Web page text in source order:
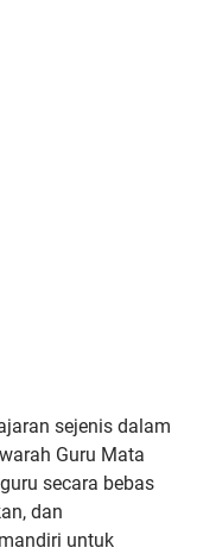
sejenis dalam
Guru Mata
secara bebas
dan
untuk